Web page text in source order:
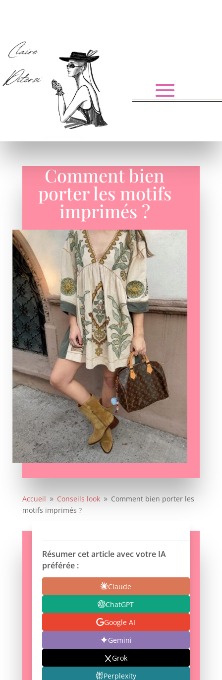
Comment bien
porter les motifs
imprimés ?
Accueil 9 Conseils look 9 Comment bien porter les
motifs imprimés ?
Résumer cet article avec votre IA
préférée :
Claude
ChatGPT
Google AI
Gemini
Grok
Perplexity